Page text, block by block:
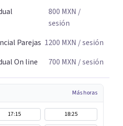
800 MXN /
sesión
Parejas 1200 MXN / sesión
On line
700 MXN / sesión
Más horas
17:15
18:25